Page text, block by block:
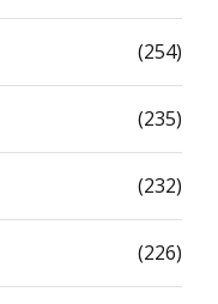
(254)
(235)
(232)
(226)